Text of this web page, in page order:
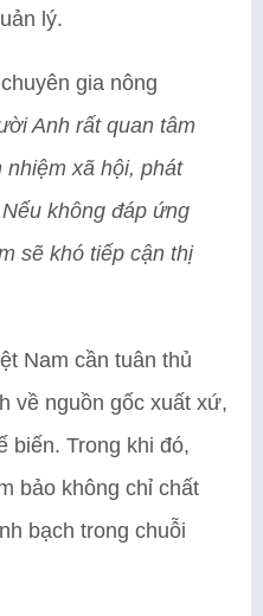
lý.
gia nông
Anh rất quan tâm
xã hội, phát
không đáp ứng
sẽ khó tiếp cận thị
Nam cần tuân thủ
về nguồn gốc xuất xứ,
biến. Trong khi đó,
bảo không chỉ chất
bạch trong chuỗi